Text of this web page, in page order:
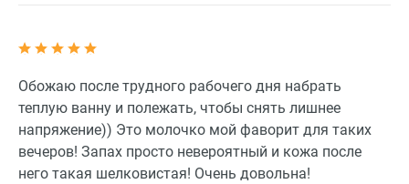
Обожаю после трудного рабочего дня набрать
теплую ванну и полежать, чтобы снять лишнее
напряжение)) Это молочко мой фаворит для таких
вечеров! Запах просто невероятный и кожа после
него такая шелковистая! Очень довольна!